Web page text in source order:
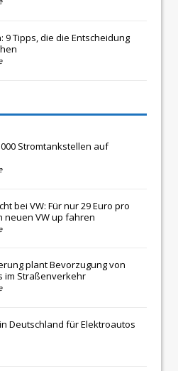
9 Tipps, die die Entscheidung
Stromtankstellen auf
bei VW: Für nur 29 Euro pro
neuen VW up fahren
plant Bevorzugung von
im Straßenverkehr
Deutschland für Elektroautos